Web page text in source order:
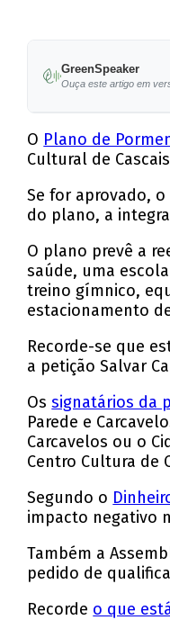
GreenSpeaker
Ouça este artigo em
O Plano de
Cultural de
Se for aprovado,
do plano, a
O plano prevê a
saúde, uma
treino gímnico,
estacionamento
Recorde-se que
a petição Salvar
Ossignatários da
Parede e
Carcavelos ou o
Centro Cultura de
Segundo o
impacto negativo
Também a
pedido de
Recorde o que